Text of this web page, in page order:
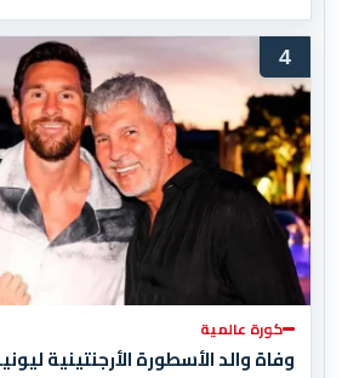
4
كورة عالمية
وفاة والد الأسطورة الأرجنتينية